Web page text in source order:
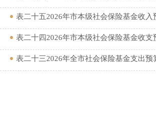
表二十五2026年市本级社会保险基金收入
表二十四2026年市本级社会保险基金收支
表二十三2026年全市社会保险基金支出预